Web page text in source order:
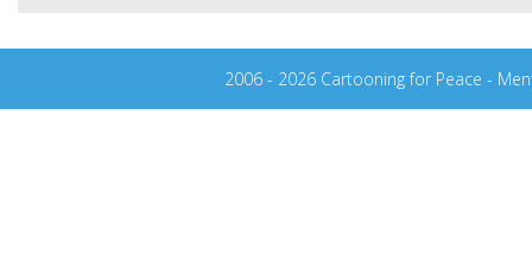
2006 - 2026 Cartooning for Peace -